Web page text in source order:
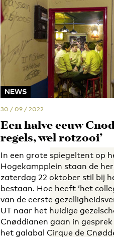
NEWS
30 / 09 / 2022
Een halve eeuw
regels, wel rotzooi’
In een grote spiegeltent op
Hogekampplein staan de
zaterdag 22 oktober stil bij
bestaan. Hoe heeft ‘het
van de eerste
UT naar het huidige
Cnøddianen gaan in
het galabal Cirque de